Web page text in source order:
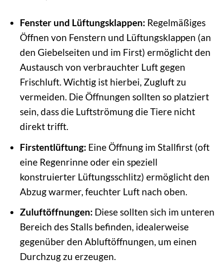
Fenster und Lüftungsklappen: Regelmäßiges
Öffnen von Fenstern und Lüftungsklappen (an
den Giebelseiten und im First) ermöglicht den
Austausch von verbrauchter Luft gegen
Frischluft. Wichtig ist hierbei, Zugluft zu
vermeiden. Die Öffnungen sollten so platziert
sein, dass die Luftströmung die Tiere nicht
direkt trifft.
Firstentlüftung: Eine Öffnung im Stallfirst (oft
eine Regenrinne oder ein speziell
konstruierter Lüftungsschlitz) ermöglicht den
Abzug warmer, feuchter Luft nach oben.
Zuluftöffnungen: Diese sollten sich im unteren
Bereich des Stalls befinden, idealerweise
gegenüber den Abluftöffnungen, um einen
Durchzug zu erzeugen.